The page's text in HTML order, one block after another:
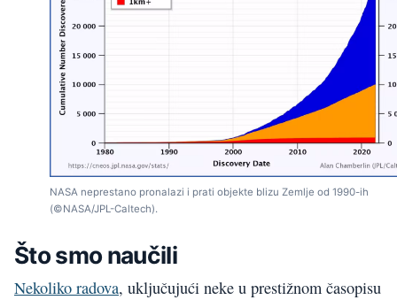
NASA neprestano pronalazi i prati objekte blizu Zemlje od 1990-ih
(©NASA/JPL-Caltech).
Što smo naučili
Nekoliko radova, uključujući neke u prestižnom časopisu